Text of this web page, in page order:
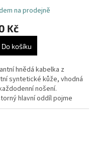
na prodejně
Kč
Do košíku
hnědá kabelka z
syntetické kůže, vhodná
nošení.
hlavní oddíl pojme
formátu A4, dvě